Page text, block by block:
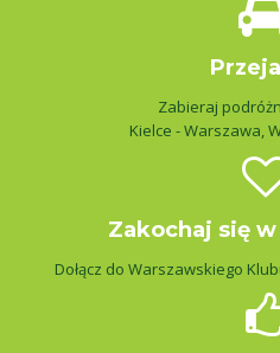
Zabieraj
Kielce - Warszawa,
Zakochaj się
Dołącz do Warszawskiego